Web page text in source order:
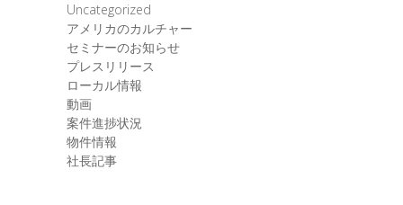
Uncategorized
アメリカのカルチャー
セミナーのお知らせ
プレスリリース
ローカル情報
動画
案件進捗状況
物件情報
社長記事